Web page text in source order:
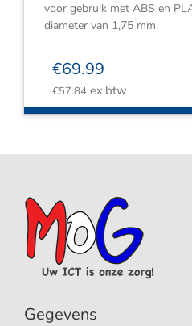
voor gebruik met ABS en
diameter van 1,75 mm.
€69.99
€57.84 ex.btw
Gegevens